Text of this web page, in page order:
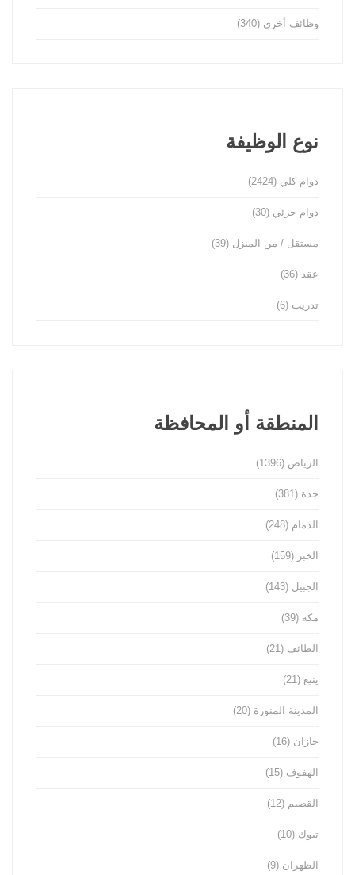
وظائف أخرى (340)
نوع الوظيفة
دوام كلي (2424)
دوام جزئي (30)
مستقل / من المنزل (39)
عقد (36)
تدريب (6)
المنطقة أو المحافظة
الرياض (1396)
جدة (381)
الدمام (248)
الخبر (159)
الجبيل (143)
مكة (39)
الطائف (21)
ينبع (21)
المدينة المنورة (20)
جازان (16)
الهفوف (15)
القصيم (12)
تبوك (10)
الظهران (9)